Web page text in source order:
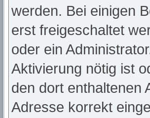
werden. Bei einigen
erst freigeschaltet
oder ein
Aktivierung nötig ist
den dort enthaltenen
Adresse korrekt